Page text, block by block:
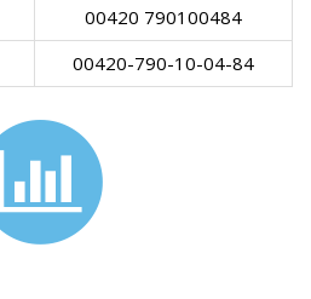
00420 790100484
00420-790-10-04-84